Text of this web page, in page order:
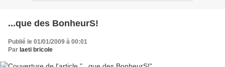
...que des BonheurS!
Publié le 01/01/2009 à 00:01
Par laeti bricole